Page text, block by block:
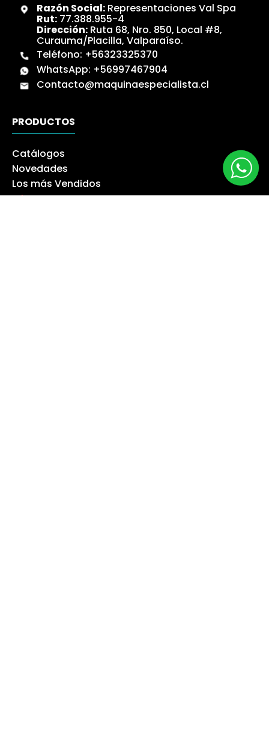
Razón Social:Representaciones Val Spa
Rut:77.388.955-4
Dirección:Ruta 68, Nro. 850, Local #8,
Curauma/Placilla, Valparaíso.
Teléfono: +56323325370
WhatsApp: +56997467904
Contacto@maquinaespecialista.cl
PRODUCTOS
Catálogos
Novedades
Los más Vendidos
Ofertas